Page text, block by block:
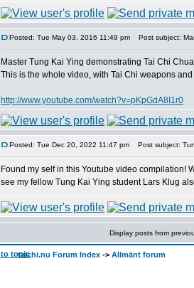
Posted: Tue May 03, 2016 11:49 pm Post subject:
Master Tung Kai Ying demonstrating Tai Chi
This is the whole video, with Tai Chi weapons
http://www.youtube.com/watch?v=pKpGdA8I1r0
Posted: Tue Dec 20, 2022 11:47 pm Post subject:
Found my self in this Youtube video compilation!
see my fellow Tung Kai Ying student Lars Klug
Display posts from
taichi.nu Forum Index -> Allmänt forum